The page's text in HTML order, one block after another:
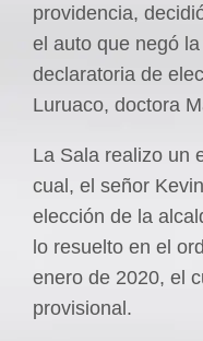
providencia,
el auto que negó
declaratoria de
Luruaco, doctora
La Sala realizo un
cual, el señor
elección de la
lo resuelto en el
enero de 2020, el
provisional.